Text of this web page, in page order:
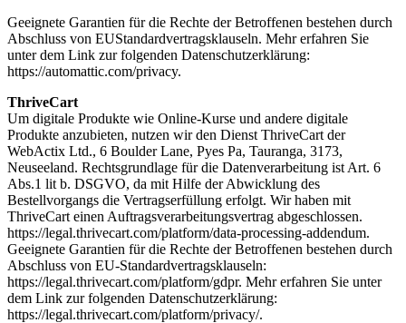
Geeignete Garantien für die Rechte der Betroffenen bestehen durch
Abschluss von EUStandardvertragsklauseln. Mehr erfahren Sie
unter dem Link zur folgenden Datenschutzerklärung:
https://automattic.com/privacy.
ThriveCart
Um digitale Produkte wie Online-Kurse und andere digitale
Produkte anzubieten, nutzen wir den Dienst ThriveCart der
WebActix Ltd., 6 Boulder Lane, Pyes Pa, Tauranga, 3173,
Neuseeland. Rechtsgrundlage für die Datenverarbeitung ist Art. 6
Abs.1 lit b. DSGVO, da mit Hilfe der Abwicklung des
Bestellvorgangs die Vertragserfüllung erfolgt. Wir haben mit
ThriveCart einen Auftragsverarbeitungsvertrag abgeschlossen.
https://legal.thrivecart.com/platform/data-processing-addendum.
Geeignete Garantien für die Rechte der Betroffenen bestehen durch
Abschluss von EU-Standardvertragsklauseln:
https://legal.thrivecart.com/platform/gdpr. Mehr erfahren Sie unter
dem Link zur folgenden Datenschutzerklärung:
https://legal.thrivecart.com/platform/privacy/.